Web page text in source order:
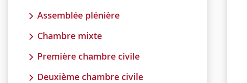
Assemblée plénière
Chambre mixte
Première chambre civile
Deuxième chambre civile